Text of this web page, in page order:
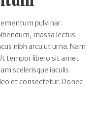
pulvinar.
massa lectus
nibh arcu ut urna. Nam
tempor libero sit amet
scelerisque iaculis
et consectetur. Donec